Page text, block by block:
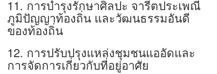
11. การบำรุงรักษาศิลปะ จารีตประเพณี
ภูมิปัญญาท้องถิ่น และวัฒนธรรมอันดี
ของท้องถิ่น
12. การปรับปรุงแหล่งชุมชนแออัดและ
การจัดการเกี่ยวกับที่อยู่อาศัย